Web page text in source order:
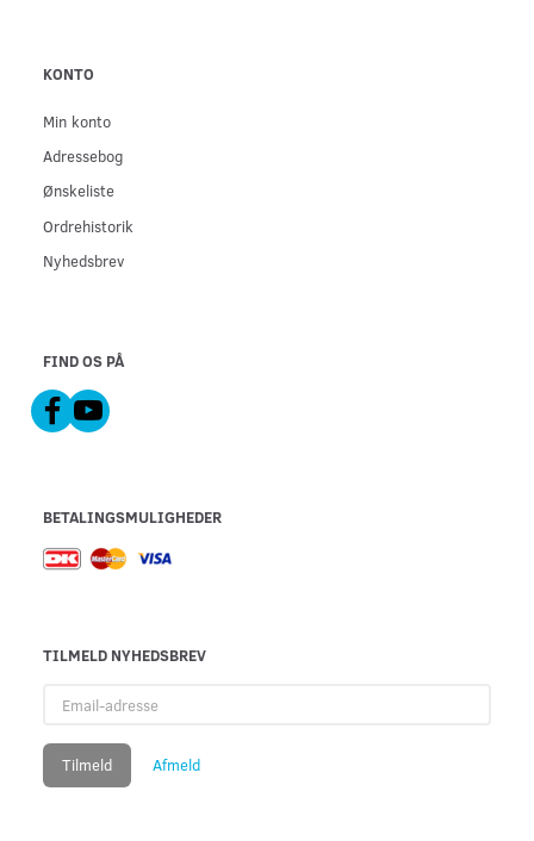
KONTO
Min konto
Adressebog
Ønskeliste
Ordrehistorik
Nyhedsbrev
FIND OS PÅ
BETALINGSMULIGHEDER
TILMELD NYHEDSBREV
adresse
Tilmeld Afmeld